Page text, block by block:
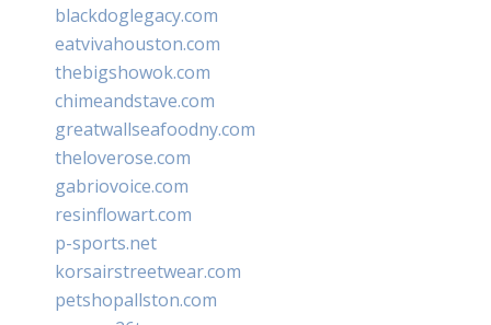
blackdoglegacy.com
eatvivahouston.com
thebigshowok.com
chimeandstave.com
greatwallseafoodny.com
theloverose.com
gabriovoice.com
resinflowart.com
p-sports.net
korsairstreetwear.com
petshopallston.com